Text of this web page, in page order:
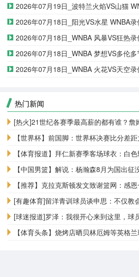
2026年07月19日_波特兰火焰VS山猫 WNBA录
2026年07月18日_阳光VS水星 WNBA录像
2026年07月18日_WNBA 风暴VS狂热录像
2026年07月18日_WNBA 梦想VS多伦多节奏录
2026年07月18日_WNBA 火花VS天空录像
热门新闻
[热火]21世纪各赛季最高薪的都有谁？詹
【世界杯】前国脚：世界杯决赛比分差距太
【体育报道】拜仁新赛季客场球衣：白色辅
【中国男篮】解说：杨瀚森8月为国出征
【推荐】克拉克斯顿发文致谢篮网：感恩
[有趣体育]留洋青训球员谈申思：不仅教
[球迷报道]罗泽：我很开心来到这里，球
【体育头条】烧烤店晒贝林厄姆等英格兰球